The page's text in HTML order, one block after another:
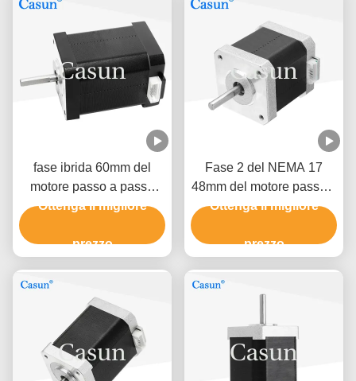
fase ibrida 60mm del
motore passo a passo
0.5A 0,78 N. m2 di Nema
Ottenga il migliore
prezzo
Fase 2 del NEMA 17
48mm del motore passo a
passo 1.5A del NEMA 17
gradi
Ottenga il migliore
prezzo